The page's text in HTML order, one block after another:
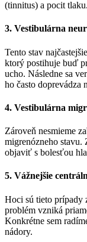
(tinnitus) a pocit tlaku.
3. Vestibulárna
Tento stav
ktorý postihuje buď
ucho. Následne sa
ho často doprevádza
4. Vestibulárna
Zároveň nesmieme
migrenózneho stavu.
objaviť s bolesťou
5. Vážnejšie
Hoci sú tieto prípady
problém vzniká
Konkrétne sem
nádory.